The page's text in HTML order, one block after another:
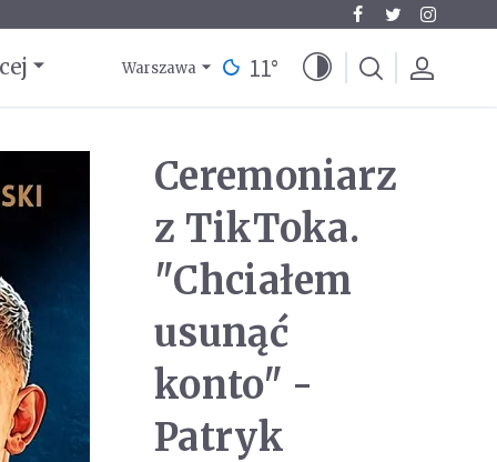
Warszawa 11°
Ceremoniarz
z TikToka.
"Chciałem
usunąć
konto" -
Patryk